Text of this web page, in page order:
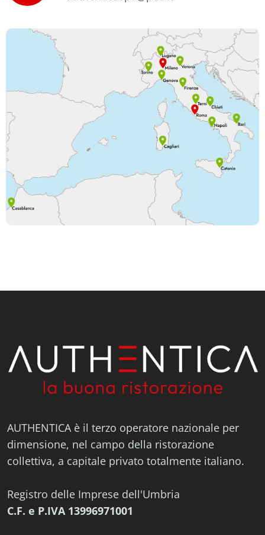
AUTHENTICA è il terzo operatore nazionale per
dimensione, nel campo della ristorazione
collettiva, a capitale privato totalmente italiano.
Registro delle Imprese dell'Umbria
C.F. e P.IVA 13996971001